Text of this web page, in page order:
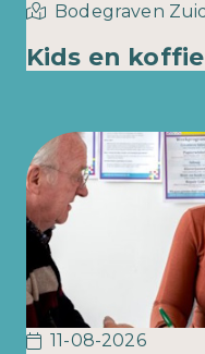
Bodegraven Zuid
Kids en
11-08-2026